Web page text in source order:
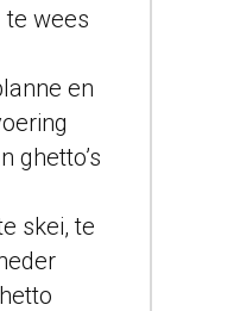
te wees
en
ghetto’s
skei, te